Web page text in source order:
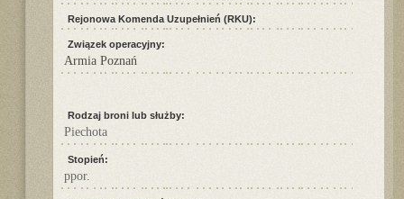
Rejonowa Komenda Uzupełnień (RKU):
Związek operacyjny:
Armia Poznań
Rodzaj broni lub służby:
Piechota
Stopień:
ppor.